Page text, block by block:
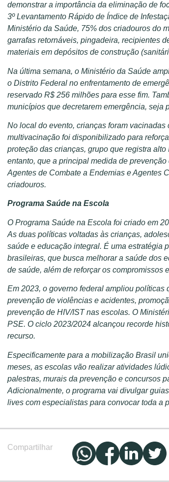
demonstrar a importância da eliminação de
3º Levantamento Rápido de Índice de
Ministério da Saúde, 75% dos criadouros do
garrafas retornáveis, pingadeira, recipientes
materiais em depósitos de construção
Na última semana, o Ministério da Saúde
o Distrito Federal no enfrentamento de
reservado R$ 256 milhões para esse fim.
municípios que decretarem emergência, seja
No local do evento, crianças foram
multivacinação foi disponibilizado para
proteção das crianças, grupo que registra
entanto, que a principal medida de
Agentes de Combate a Endemias e Agentes
criadouros.
Programa Saúde na Escola
O Programa Saúde na Escola foi criado em
As duas políticas voltadas às crianças,
saúde e educação integral. É uma estratégia
brasileiras, que busca melhorar a saúde dos
de saúde, além de reforçar os compromissos
Em 2023, o governo federal ampliou políticas
prevenção de violências e acidentes,
prevenção de HIV/IST nas escolas. O
PSE. O ciclo 2023/2024 alcançou recorde
recurso.
Especificamente para a mobilização Brasil
meses, as escolas vão realizar atividades
palestras, murais da prevenção e concursos
Adicionalmente, o programa vai divulgar
lives com especialistas para convocar toda a
Compartilhar